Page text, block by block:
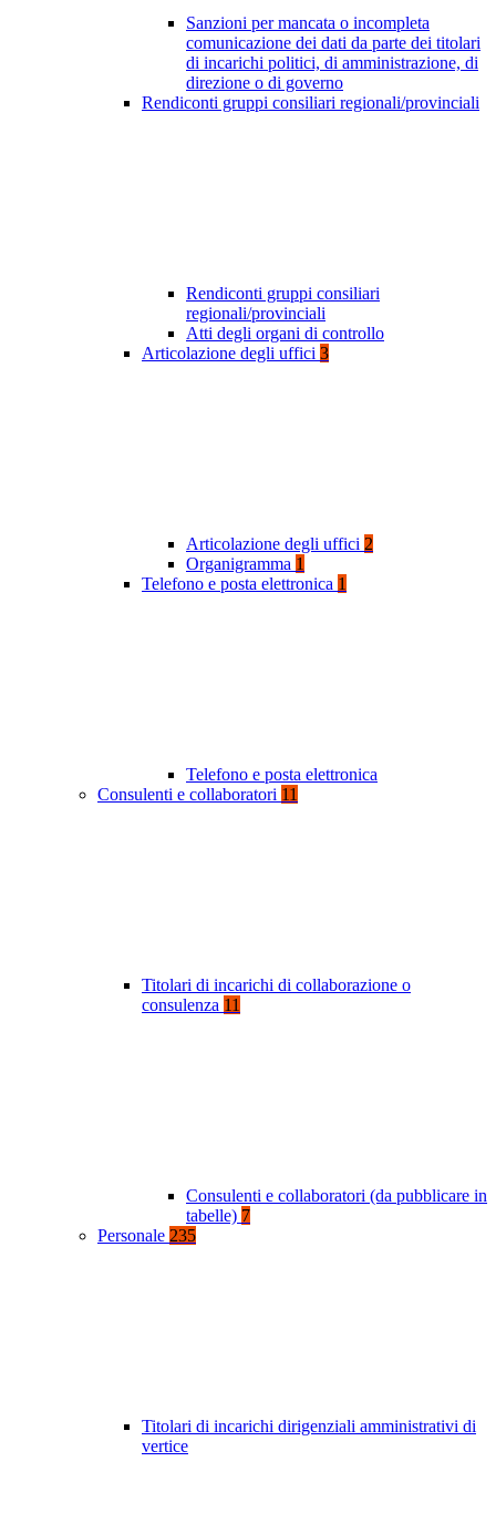
Sanzioni per mancata o incompleta
comunicazione dei dati da parte dei titolari
di incarichi politici, di amministrazione, di
direzione o di governo
Rendiconti gruppi consiliari regionali/provinciali
Rendiconti gruppi consiliari
regionali/provinciali
Atti degli organi di controllo
Articolazione degli uffici 3
Articolazione degli uffici 2
Organigramma 1
Telefono e posta elettronica 1
Telefono e posta elettronica
Consulenti e collaboratori 11
Titolari di incarichi di collaborazione o
consulenza 11
Consulenti e collaboratori (da pubblicare in
tabelle) 7
Personale 235
Titolari di incarichi dirigenziali amministrativi di
vertice